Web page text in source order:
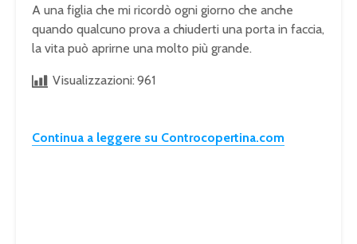
A una figlia che mi ricordò ogni giorno che anche
quando qualcuno prova a chiuderti una porta in faccia,
la vita può aprirne una molto più grande.
Visualizzazioni: 961
Continua a leggere su Controcopertina.com